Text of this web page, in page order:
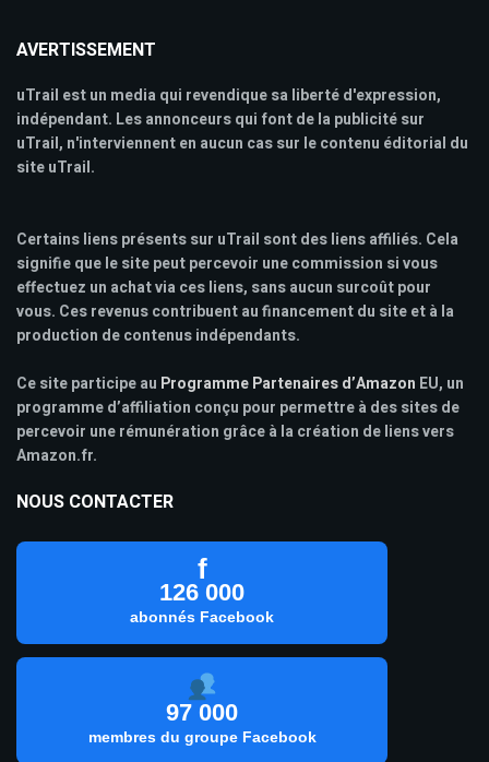
AVERTISSEMENT
uTrail est un media qui revendique sa liberté d'expression,
indépendant. Les annonceurs qui font de la publicité sur
uTrail, n'interviennent en aucun cas sur le contenu éditorial du
site uTrail.
Certains liens présents sur uTrail sont des liens affiliés. Cela
signifie que le site peut percevoir une commission si vous
effectuez un achat via ces liens, sans aucun surcoût pour
vous. Ces revenus contribuent au financement du site et à la
production de contenus indépendants.
Ce site participe au Programme Partenaires d’Amazon EU, un
programme d’affiliation conçu pour permettre à des sites de
percevoir une rémunération grâce à la création de liens vers
Amazon.fr.
NOUS CONTACTER
f
126 000
abonnés Facebook
97 000
membres du groupe Facebook